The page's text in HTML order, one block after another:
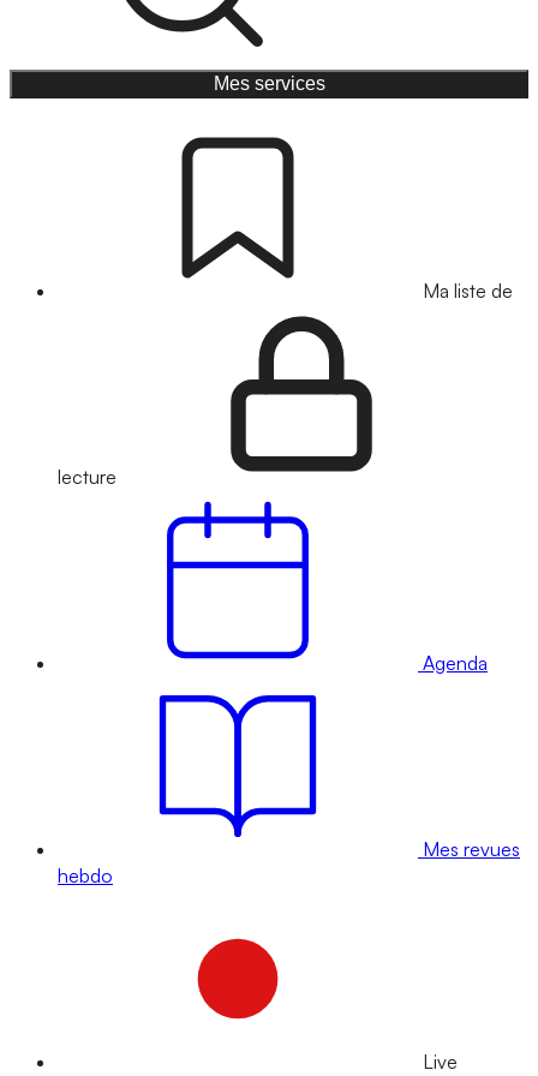
Mes services
Ma liste de
lecture
Agenda
Mes revues
hebdo
Live